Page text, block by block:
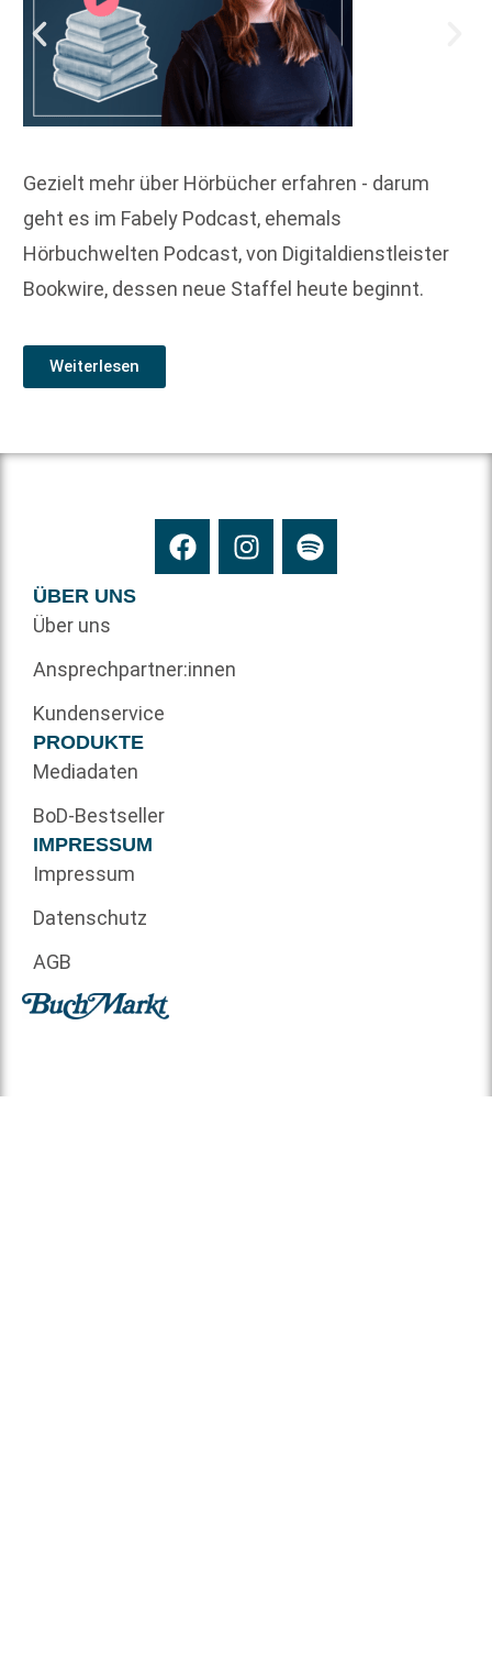
Gezielt mehr über Hörbücher erfahren - darum
geht es im Fabely Podcast, ehemals
Hörbuchwelten Podcast, von Digitaldienstleister
Bookwire, dessen neue Staffel heute beginnt.
Weiterlesen
ÜBER UNS
Über uns
Ansprechpartner:innen
Kundenservice
PRODUKTE
Mediadaten
BoD-Bestseller
IMPRESSUM
Impressum
Datenschutz
AGB